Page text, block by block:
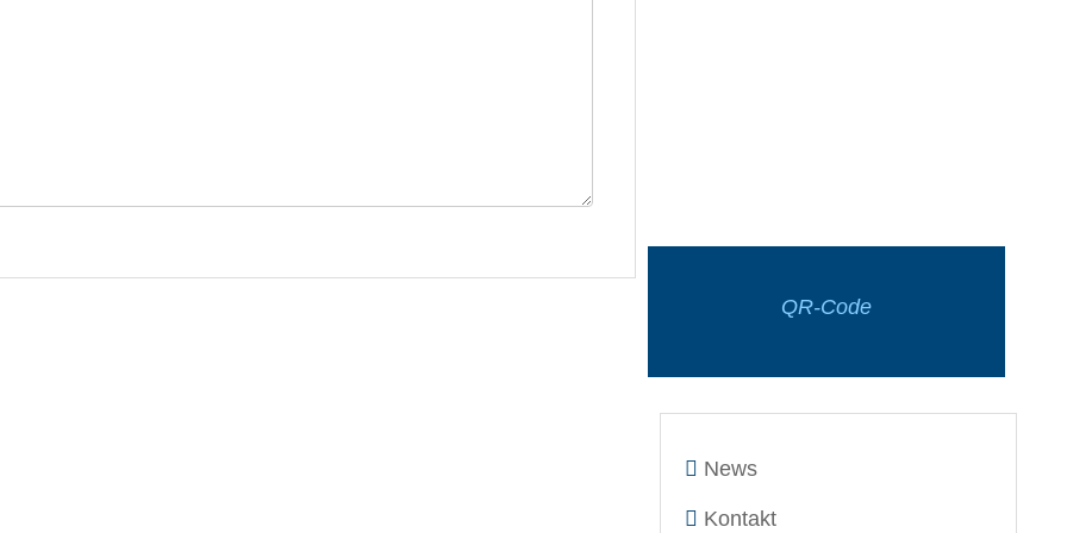
QR-Code
News
Kontakt